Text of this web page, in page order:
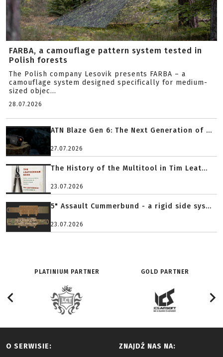
FARBA, a camouflage pattern system tested in
Polish forests
The Polish company Lesovik presents FARBA – a
camouflage system designed specifically for medium-
sized objec...
28.07.2026
ATN Blaze Gen 6: The Next Generation of ...
27.07.2026
The History of the Multitool in Tim Leat...
23.07.2026
5" Assault Cummerbund - a rigid side sys...
23.07.2026
PLATINIUM PARTNER GOLD PARTNER
O SERWISIE: ZNAJDŹ NAS NA: